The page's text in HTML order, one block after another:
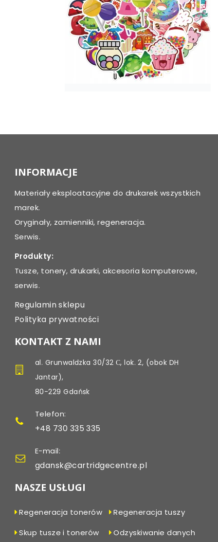
navigation
INFORMACJE
Materiały eksploatacyjne do drukarek wszystkich
marek.
Oryginały, zamienniki, regeneracja.
Serwis.
Produkty:
Tusze, tonery, drukarki, akcesoria komputerowe,
serwis.
Regulamin sklepu
Polityka prywatności
KONTAKT Z NAMI
al. Grunwaldzka 30/32 С, lok. 2, (obok DH
Jantar),
80-229 Gdańsk
Telefon:
+48 730 335 335
E-mail:
gdansk@cartridgecentre.pl
NASZE USŁUGI
Regeneracja tonerów
Regeneracja tuszy
Skup tusze i tonerów
Odzyskiwanie danych